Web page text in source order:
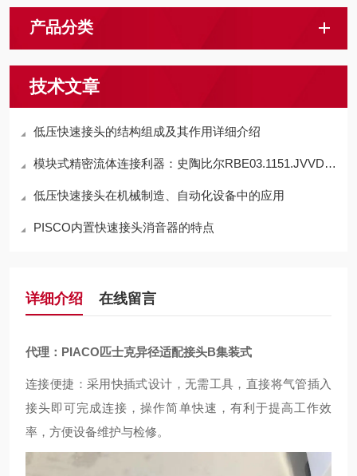
产品分类
技术文章
低压快速接头的结构组成及其作用详细介绍
模块式精密流体连接利器：史陶比尔RBE03.1151.JVVD快速接头
低压快速接头在机械制造、自动化设备中的应用
PISCO内置快速接头消音器的特点
详细介绍 在线留言
代理：PIACO匹士克异径适配接头B集装式
连接便捷：采用快插式设计，无需工具，直接将气管插入
接头即可完成连接，操作简单快速，有利于提高工作效
率，方便设备维护与检修。